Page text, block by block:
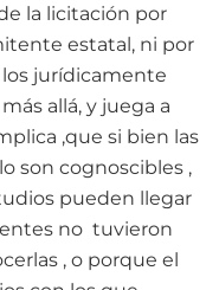
la licitación por
estatal, ni por
jurídicamente
allá, y juega a
,que si bien las
son cognoscibles ,
pueden llegar
no tuvieron
, o porque el